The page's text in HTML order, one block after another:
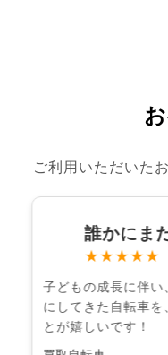
ご利用いただいた
誰かにま
★★★★★
子どもの成長に伴
にしてきた自転車を
とが嬉しいです！